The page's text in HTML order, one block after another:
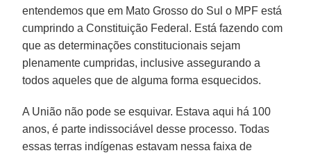
entendemos que em Mato Grosso do Sul o MPF está
cumprindo a Constituição Federal. Está fazendo com
que as determinações constitucionais sejam
plenamente cumpridas, inclusive assegurando a
todos aqueles que de alguma forma esquecidos.
A União não pode se esquivar. Estava aqui há 100
anos, é parte indissociável desse processo. Todas
essas terras indígenas estavam nessa faixa de